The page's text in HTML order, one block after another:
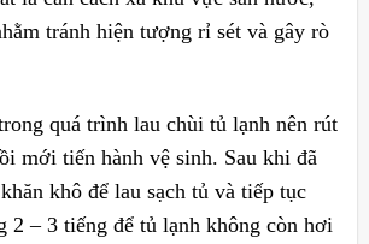
tránh hiện tượng rỉ sét và gây rò
quá trình lau chùi tủ lạnh nên rút
mới tiến hành vệ sinh. Sau khi đã
khô để lau sạch tủ và tiếp tục
2 – 3 tiếng để tủ lạnh không còn hơi